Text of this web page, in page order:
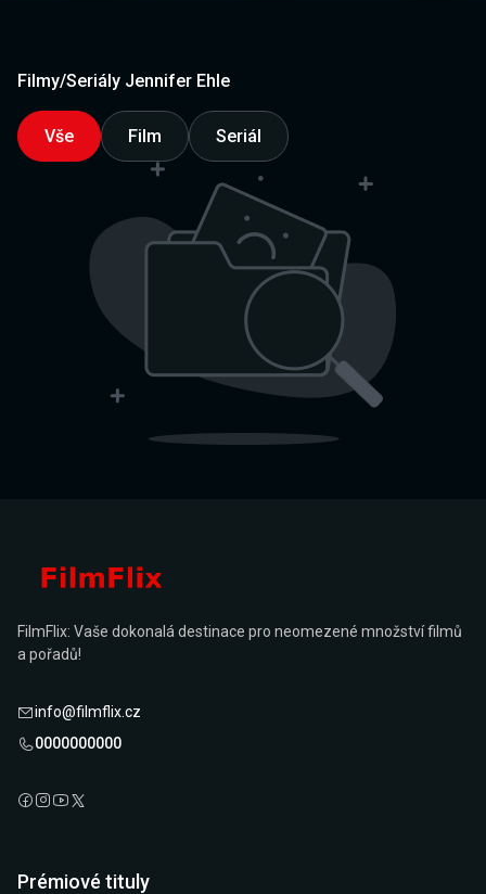
Filmy/Seriály Jennifer Ehle
Vše Film Seriál
FilmFlix: Vaše dokonalá destinace pro neomezené množství filmů
a pořadů!
info@filmflix.cz
0000000000
Prémiové tituly